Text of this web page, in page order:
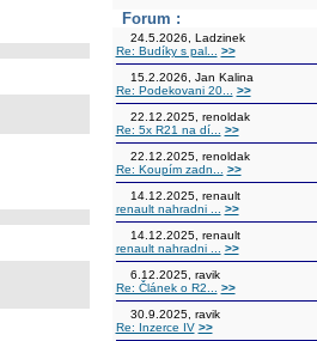
Forum :
24.5.2026, Ladzinek
Re: Budíky s pal...
>>
15.2.2026, Jan Kalina
Re: Podekovani 20...
>>
22.12.2025, renoldak
Re: 5x R21 na dí...
>>
22.12.2025, renoldak
Re: Koupím zadn...
>>
14.12.2025, renault
renault nahradni ...
>>
14.12.2025, renault
renault nahradni ...
>>
6.12.2025, ravik
Re: Článek o R2...
>>
30.9.2025, ravik
Re: Inzerce IV >>